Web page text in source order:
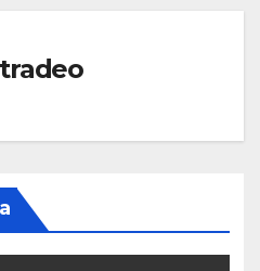
tradeo